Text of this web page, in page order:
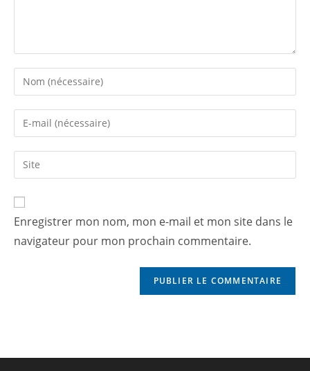
Enregistrer mon nom, mon e-mail et mon site dans le
navigateur pour mon prochain commentaire.